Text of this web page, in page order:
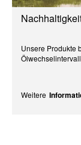
Unsere Produkte
Weitere